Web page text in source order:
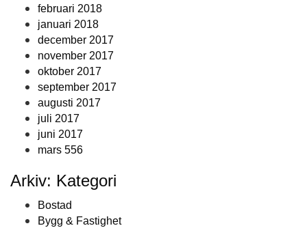
februari 2018
januari 2018
december 2017
november 2017
oktober 2017
september 2017
augusti 2017
juli 2017
juni 2017
mars 556
Arkiv: Kategori
Bostad
Bygg & Fastighet